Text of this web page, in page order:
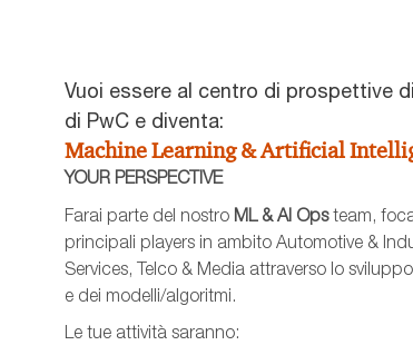
Vuoi essere al centro di prospettive
di PwC e diventa:
Machine Learning & Artificial
YOUR PERSPECTIVE
Farai parte del nostro ML & AI Ops team,
principali players in ambito Automotive &
Services, Telco & Media attraverso lo
e dei modelli/algoritmi.
Le tue attività saranno: